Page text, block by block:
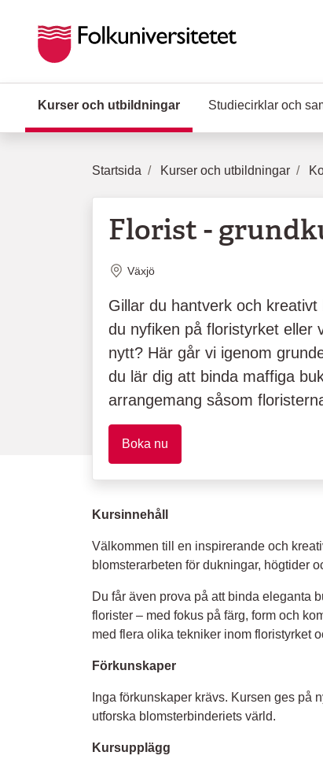
Kurser och utbildningar (Aktuell sida)
Studiecirklar och
Startsida Kurser och utbildningar
Florist -
Plats
Växjö
Gillar du hantverk och
du nyfiken på floristyrket eller
nytt? Här går vi igenom
du lär dig att binda maffiga
arrangemang såsom
Boka nu
Kursinnehåll
Välkommen till en inspirerande och
blomsterarbeten för dukningar, högtider
Du får även prova på att binda eleganta
florister – med fokus på färg, form och
med flera olika tekniker inom floristyrket
Förkunskaper
Inga förkunskaper krävs. Kursen ges på
utforska blomsterbinderiets värld.
Kursupplägg